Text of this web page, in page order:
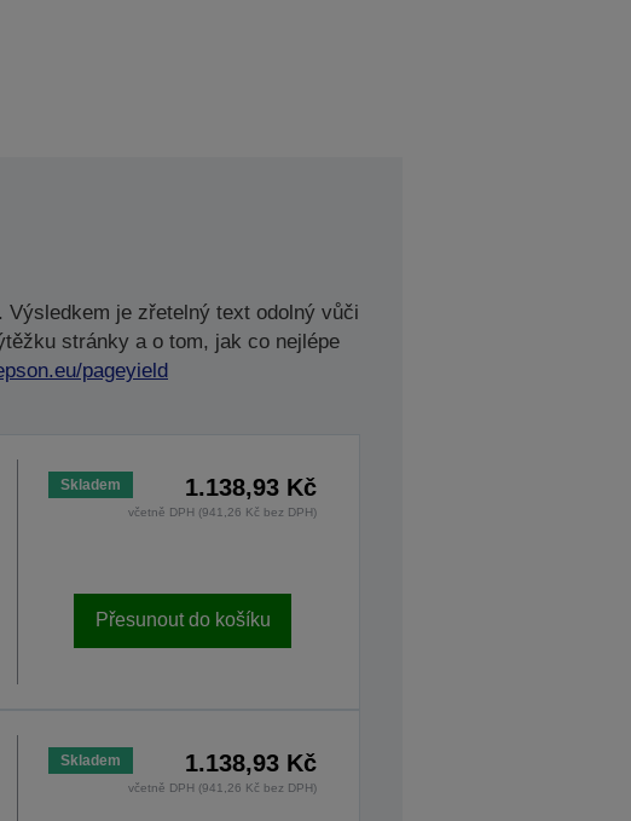
je zřetelný text odolný vůči
stránky a o tom, jak co nejlépe
pageyield
Skladem 1.138,93 Kč
včetně DPH (941,26 Kč bez DPH)
Přesunout do košíku
Skladem 1.138,93 Kč
včetně DPH (941,26 Kč bez DPH)